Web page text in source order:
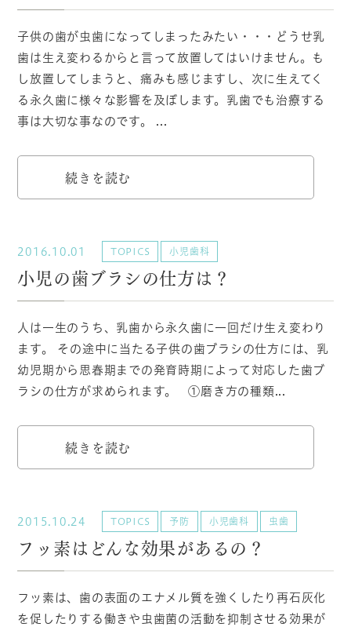
子供の歯が虫歯になってしまったみたい・・・どうせ乳
歯は生え変わるからと言って放置してはいけません。も
し放置してしまうと、痛みも感じますし、次に生えてく
る永久歯に様々な影響を及ぼします。乳歯でも治療する
事は大切な事なのです。 ...
続きを読む
2016.10.01 TOPICS 小児歯科
小児の歯ブラシの仕方は？
人は一生のうち、乳歯から永久歯に一回だけ生え変わり
ます。 その途中に当たる子供の歯ブラシの仕方には、乳
幼児期から思春期までの発育時期によって対応した歯ブ
ラシの仕方が求められます。 ①磨き方の種類...
続きを読む
2015.10.24 TOPICS 予防 小児歯科 虫歯
フッ素はどんな効果があるの？
フッ素は、歯の表面のエナメル質を強くしたり再石灰化
を促したりする働きや虫歯菌の活動を抑制させる効果が